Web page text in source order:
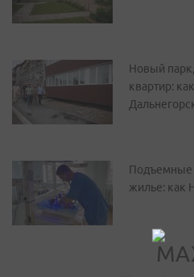
Новый
квартир:
Подъемные
жилье: как